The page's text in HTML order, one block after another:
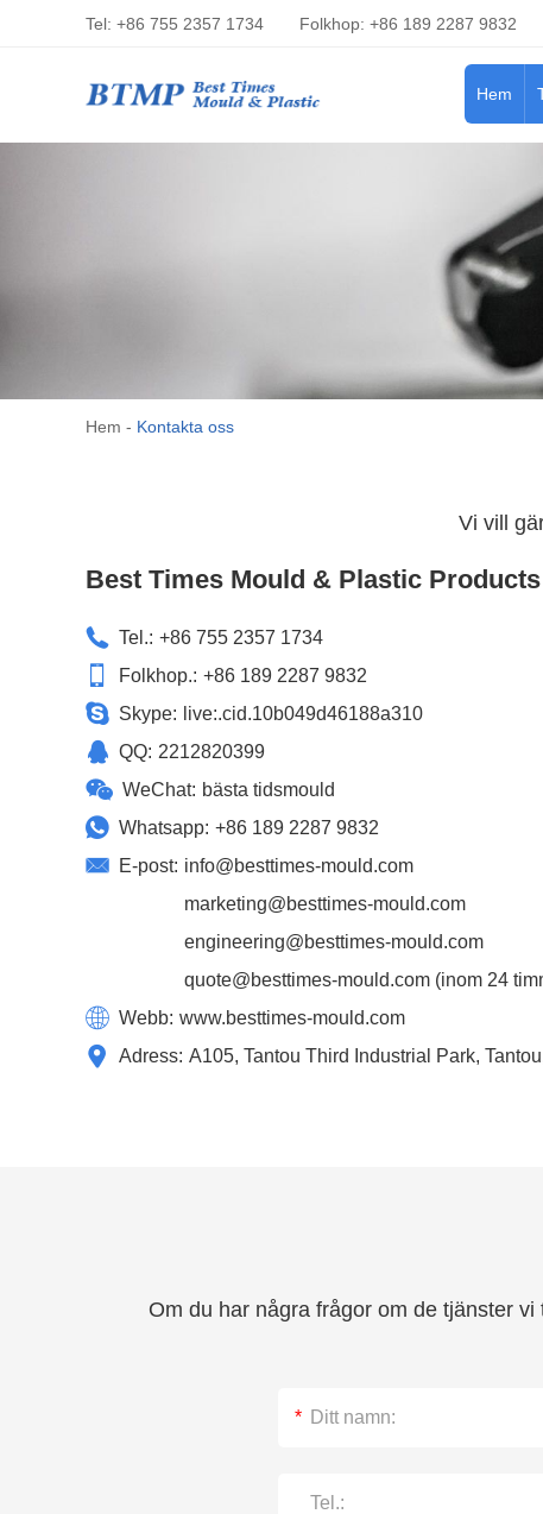
Tel: +86 755 2357 1734 Folkhop: +86 189 2287 9832
Hem
Hem - Kontakta oss
Vi vill
Best Times Mould & Plastic
Tel.: +86 755 2357 1734
Folkhop.: +86 189 2287 9832
Skype:
live:.cid.10b049d46188a310
QQ: 2212820399
WeChat: bästa tidsmould
Whatsapp: +86 189 2287 9832
E-post: info@besttimes-mould.com
marketing@besttimes-mould.com
engineering@besttimes-mould.com
quote@besttimes-mould.com (inom 24
Webb: www.besttimes-mould.com
Adress: A105, Tantou Third Industrial Park,
Om du har några frågor om de tjänster